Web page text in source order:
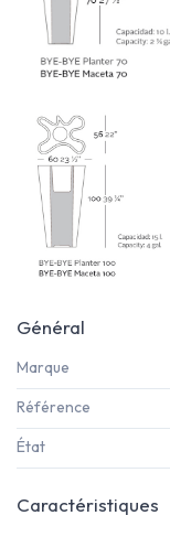
Général
Marque
Référence
État
Caractéristiques